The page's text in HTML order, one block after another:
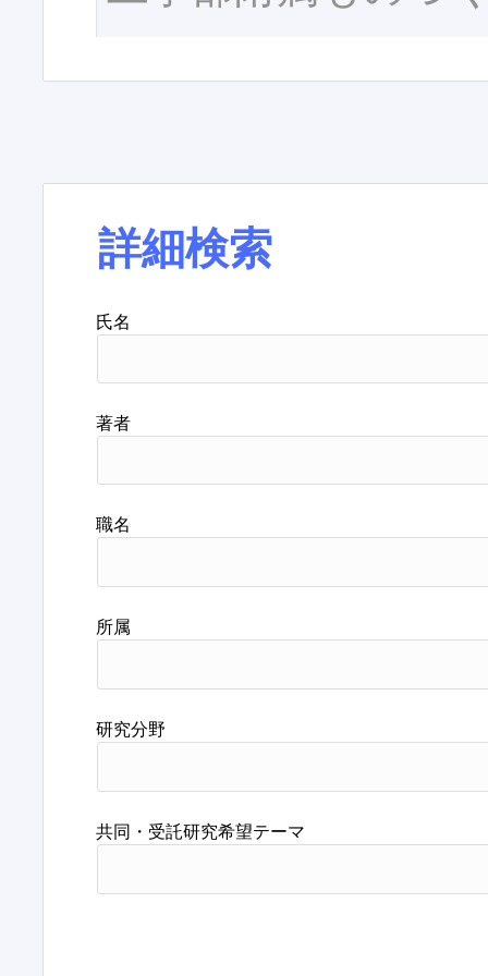
詳細検索
氏名
著者
職名
所属
研究分野
共同・受託研究希望テーマ